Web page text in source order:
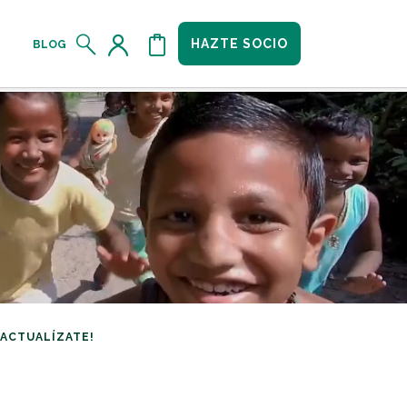
BLOG HAZTE SOCIO